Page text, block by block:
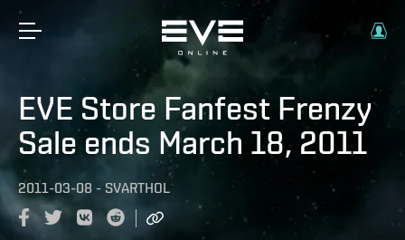
EVE Store Fanfest Frenzy
Sale ends March 18, 2011
2011-03-08 - SVARTHOL